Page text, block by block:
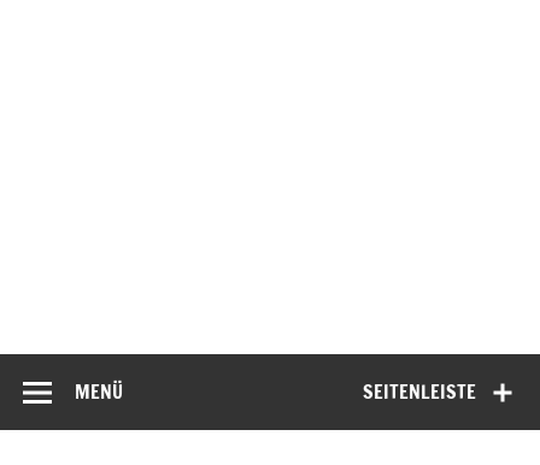
SEITENLEISTE
MENÜ